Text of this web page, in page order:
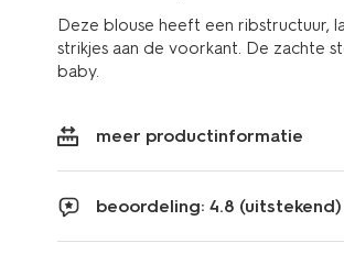
Deze blouse heeft een ribstructuur,
strikjes aan de voorkant. De zachte
baby.
meer productinformatie
beoordeling: 4.8 (uitstekend)